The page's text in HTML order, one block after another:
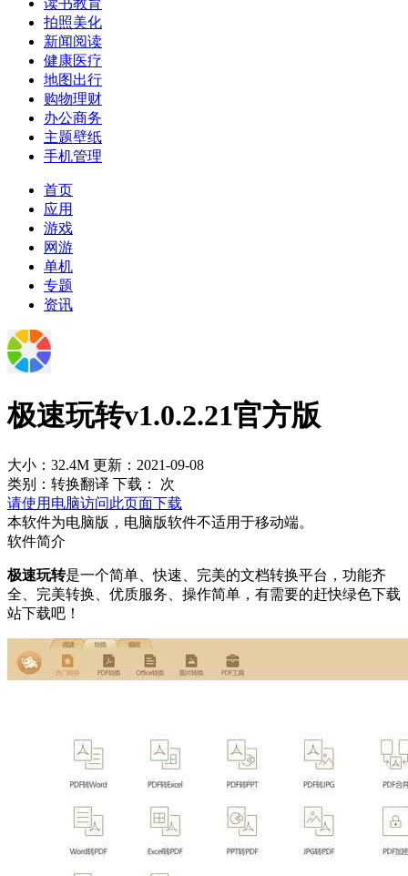
读书教育
拍照美化
新闻阅读
健康医疗
地图出行
购物理财
办公商务
主题壁纸
手机管理
首页
应用
游戏
网游
单机
专题
资讯
极速玩转v1.0.2.21官方版
大小：32.4M 更新：2021-09-08
类别：转换翻译 下载：
次
请使用电脑访问此页面下载
本软件为电脑版，电脑版软件不适用于移动端。
软件简介
极速玩转是一个简单、快速、完美的文档转换平台，功能齐
全、完美转换、优质服务、操作简单，有需要的赶快绿色下载
站下载吧！